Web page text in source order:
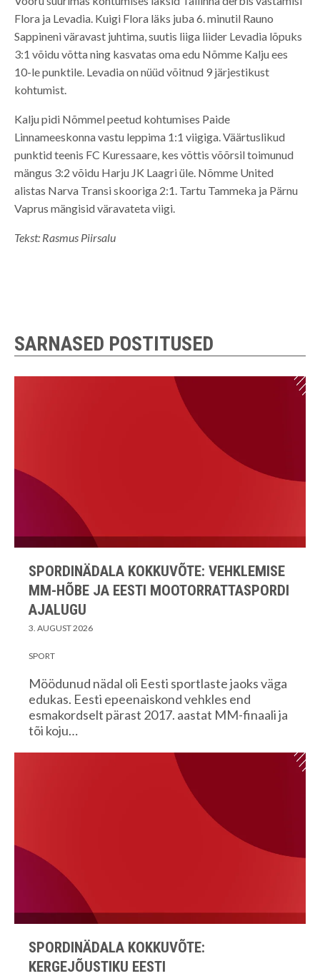
Flora ja Levadia. Kuigi Flora läks juba 6. minutil Rauno
Sappineni väravast juhtima, suutis liiga liider Levadia lõpuks
3:1 võidu võtta ning kasvatas oma edu Nõmme Kalju ees
10-le punktile. Levadia on nüüd võitnud 9 järjestikust
kohtumist.
Kalju pidi Nõmmel peetud kohtumises Paide
Linnameeskonna vastu leppima 1:1 viigiga. Väärtuslikud
punktid teenis FC Kuressaare, kes võttis võõrsil toimunud
mängus 3:2 võidu Harju JK Laagri üle. Nõmme United
alistas Narva Transi skooriga 2:1. Tartu Tammeka ja Pärnu
Vaprus mängisid väravateta viigi.
Tekst: Rasmus Piirsalu
SARNASED POSTITUSED
SPORDINÄDALA KOKKUVÕTE: VEHKLEMISE
MM-HÕBE JA EESTI MOOTORRATTASPORDI
AJALUGU
3. AUGUST 2026
SPORT
Möödunud nädal oli Eesti sportlaste jaoks väga
edukas. Eesti epeenaiskond vehkles end
esmakordselt pärast 2017. aastat MM-finaali ja
tõi koju…
SPORDINÄDALA KOKKUVÕTE:
KERGEJÕUSTIKU EESTI